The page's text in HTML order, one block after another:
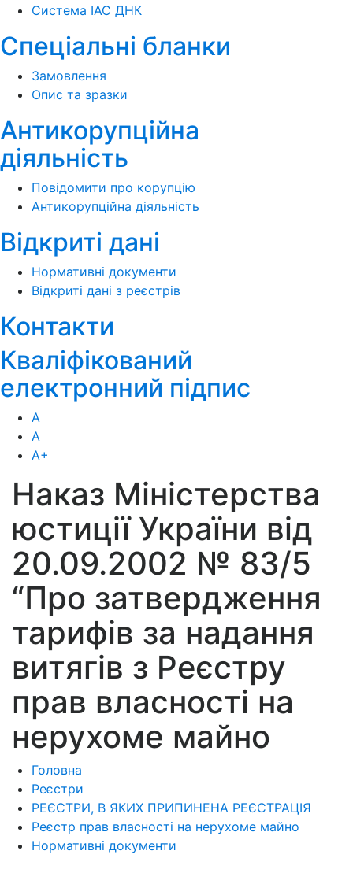
Система ІАС ДНК
Спеціальні бланки
Замовлення
Опис та зразки
Антикорупційна
діяльність
Повідомити про корупцію
Антикорупційна діяльність
Відкриті дані
Нормативні документи
Відкриті дані з реєстрів
Контакти
Кваліфікований
електронний підпис
А
А
А+
Наказ Міністерства
юстиції України від
20.09.2002 № 83/5
“Про затвердження
тарифів за надання
витягів з Реєстру
прав власності на
нерухоме майно
Головна
Реєстри
РЕЄСТРИ, В ЯКИХ ПРИПИНЕНА РЕЄСТРАЦІЯ
Реєстр прав власності на нерухоме майно
Нормативні документи